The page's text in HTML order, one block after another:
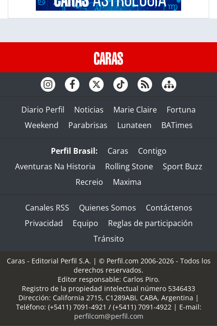
Diario Perfil Noticias Marie Claire
Fortuna
Weekend
Parabrisas Lunateen BATimes
Perfil Brasil: Caras
Contigo
Aventuras Na Historia
Rolling Stone
Sport Buzz
Recreio
Maxima
Canales RSS Quienes Somos
Contáctenos
Privacidad
Equipo
Reglas de participación
Tránsito
Caras - Editorial Perfil S.A. | © Perfil.com 2006-2026 - Todos los
derechos reservados.
Editor responsable: Carlos Piro.
Registro de la propiedad intelectual número 5346433
Dirección: California 2715, C1289ABI, CABA, Argentina |
Teléfono: (+5411) 7091-4921 / (+5411) 7091-4922 | E-mail:
perfilcom@perfil.com